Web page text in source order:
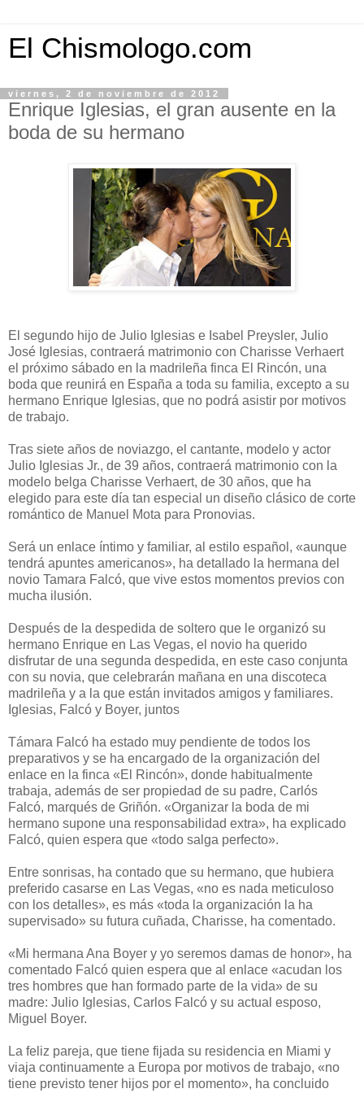
El Chismologo.com
viernes, 2 de noviembre de 2012
Enrique Iglesias, el gran ausente en la
boda de su hermano
El segundo hijo de Julio Iglesias e Isabel Preysler, Julio
José Iglesias, contraerá matrimonio con Charisse Verhaert
el próximo sábado en la madrileña finca El Rincón, una
boda que reunirá en España a toda su familia, excepto a su
hermano Enrique Iglesias, que no podrá asistir por motivos
de trabajo.
Tras siete años de noviazgo, el cantante, modelo y actor
Julio Iglesias Jr., de 39 años, contraerá matrimonio con la
modelo belga Charisse Verhaert, de 30 años, que ha
elegido para este día tan especial un diseño clásico de corte
romántico de Manuel Mota para Pronovias.
Será un enlace íntimo y familiar, al estilo español, «aunque
tendrá apuntes americanos», ha detallado la hermana del
novio Tamara Falcó, que vive estos momentos previos con
mucha ilusión.
Después de la despedida de soltero que le organizó su
hermano Enrique en Las Vegas, el novio ha querido
disfrutar de una segunda despedida, en este caso conjunta
con su novia, que celebrarán mañana en una discoteca
madrileña y a la que están invitados amigos y familiares.
Iglesias, Falcó y Boyer, juntos
Támara Falcó ha estado muy pendiente de todos los
preparativos y se ha encargado de la organización del
enlace en la finca «El Rincón», donde habitualmente
trabaja, además de ser propiedad de su padre, Carlós
Falcó, marqués de Griñón. «Organizar la boda de mi
hermano supone una responsabilidad extra», ha explicado
Falcó, quien espera que «todo salga perfecto».
Entre sonrisas, ha contado que su hermano, que hubiera
preferido casarse en Las Vegas, «no es nada meticuloso
con los detalles», es más «toda la organización la ha
supervisado» su futura cuñada, Charisse, ha comentado.
«Mi hermana Ana Boyer y yo seremos damas de honor», ha
comentado Falcó quien espera que al enlace «acudan los
tres hombres que han formado parte de la vida» de su
madre: Julio Iglesias, Carlos Falcó y su actual esposo,
Miguel Boyer.
La feliz pareja, que tiene fijada su residencia en Miami y
viaja continuamente a Europa por motivos de trabajo, «no
tiene previsto tener hijos por el momento», ha concluido